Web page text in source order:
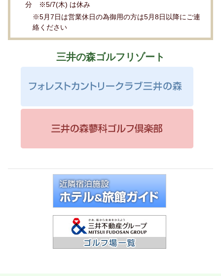
分 ※5/7(木) は休み
※5月7日は営業休日の為御用の方は5月8日以降にご連
絡ください
三井の森ゴルフリゾート